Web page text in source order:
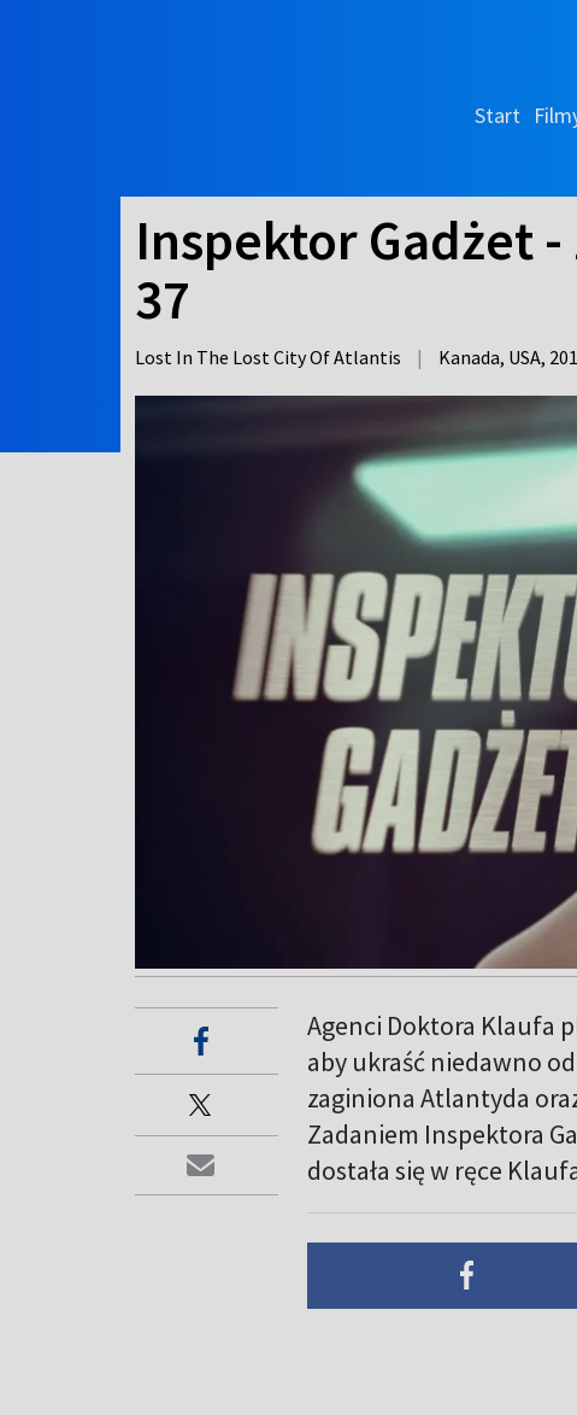
Start
Inspektor Gadżet
37
Lost In The Lost City Of Atlantis | Kanada, USA,
Agenci Doktora Klaufa
aby ukraść niedawno
zaginiona Atlantyda
Zadaniem Inspektora
dostała się w ręce